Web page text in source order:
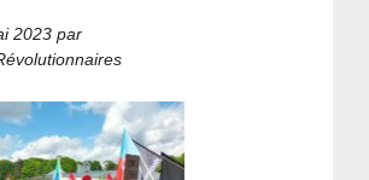
2023 par